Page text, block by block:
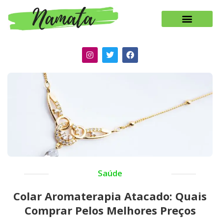
Saúde
Colar Aromaterapia Atacado: Quais
Comprar Pelos Melhores Preços